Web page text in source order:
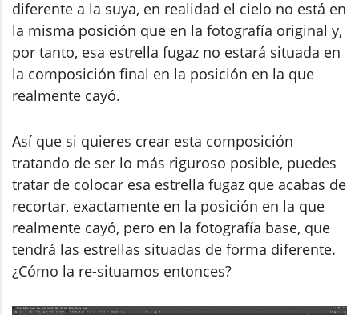
diferente a la suya, en realidad el cielo no está en
la misma posición que en la fotografía original y,
por tanto, esa estrella fugaz no estará situada en
la composición final en la posición en la que
realmente cayó.
Así que si quieres crear esta composición
tratando de ser lo más riguroso posible, puedes
tratar de colocar esa estrella fugaz que acabas de
recortar, exactamente en la posición en la que
realmente cayó, pero en la fotografía base, que
tendrá las estrellas situadas de forma diferente.
¿Cómo la re-situamos entonces?